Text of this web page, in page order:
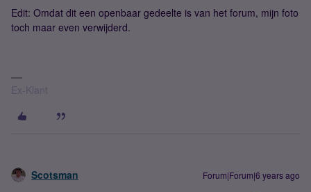
Edit: Omdat dit een openbaar gedeelte is van het forum, mijn foto
toch maar even verwijderd.
Ex-Klant
Scotsman Forum|Forum|6 years ago